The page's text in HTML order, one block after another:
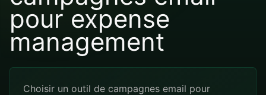
pour expense
management
Choisir un outil de campagnes email pour